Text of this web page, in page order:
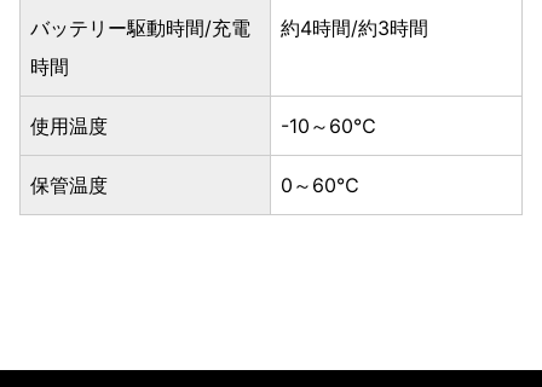
バッテリー駆動時間/充電
時間
約4時間/約3時間
使用温度 -10～60℃
保管温度 0～60℃